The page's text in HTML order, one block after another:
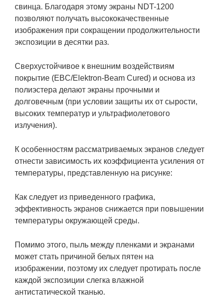
свинца. Благодаря этому экраны NDT-1200
позволяют получать высококачественные
изображения при сокращении продолжительности
экспозиции в десятки раз.
Сверхустойчивое к внешним воздействиям
покрытие (EBC/Elektron-Beam Cured) и основа из
полиэстера делают экраны прочными и
долговечным (при условии защиты их от сырости,
высоких температур и ультрафиолетового
излучения).
К особенностям рассматриваемых экранов следует
отнести зависимость их коэффициента усиления от
температуры, представленную на рисунке:
Как следует из приведенного графика,
эффективность экранов снижается при повышении
температуры окружающей среды.
Помимо этого, пыль между пленками и экранами
может стать причиной белых пятен на
изображении, поэтому их следует протирать после
каждой экспозиции слегка влажной
антистатической тканью.